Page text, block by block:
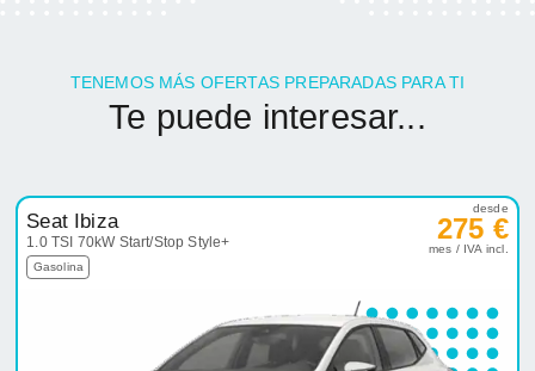
TENEMOS MÁS OFERTAS PREPARADAS PARA TI
Te puede interesar...
Seat Ibiza
1.0 TSI 70kW Start/Stop Style+
Gasolina
desde
275 €
mes / IVA incl.